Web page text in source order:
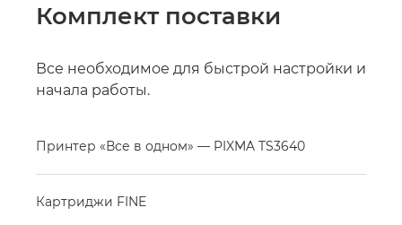
Комплект поставки
Все необходимое для быстрой настройки и
начала работы.
Принтер «Все в одном» — PIXMA TS3640
Картриджи FINE